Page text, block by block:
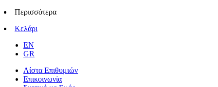
Περισσότερα
Κελάρι
EN
GR
Λίστα Επιθυμιών
Επικοινωνία